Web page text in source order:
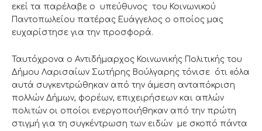
εκεί τα παρέλαβε ο υπεύθυνος του Κοινωνικού
Παντοπωλείου πατέρας Ευάγγελος ο οποίος μας
ευχαρίστησε για την προσφορά.
Ταυτόχρονα ο Αντιδήμαρχος Κοινωνικής Πολιτικής του
Δήμου Λαρισαίων Σωτήρης Βούλγαρης τόνισε ότι «όλα
αυτά συγκεντρώθηκαν από την άμεση ανταπόκριση
πολλών Δήμων, φορέων, επιχειρήσεων και απλών
πολιτών οι οποίοι ενεργοποιήθηκαν από την πρώτη
στιγμή για τη συγκέντρωση των ειδών με σκοπό πάντα